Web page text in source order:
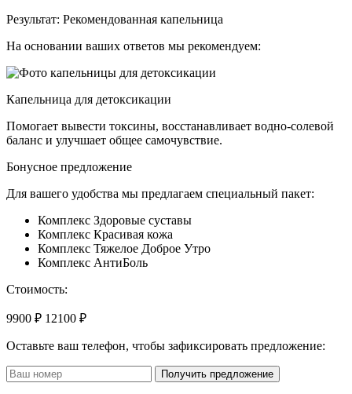
Результат: Рекомендованная капельница
На основании ваших ответов мы рекомендуем:
Капельница для детоксикации
Помогает вывести токсины, восстанавливает водно-солевой
баланс и улучшает общее самочувствие.
Бонусное предложение
Для вашего удобства мы предлагаем специальный пакет:
Комплекс Здоровые суставы
Комплекс Красивая кожа
Комплекс Тяжелое Доброе Утро
Комплекс АнтиБоль
Стоимость:
9900 ₽ 12100 ₽
Оставьте ваш телефон, чтобы зафиксировать предложение:
Получить предложение